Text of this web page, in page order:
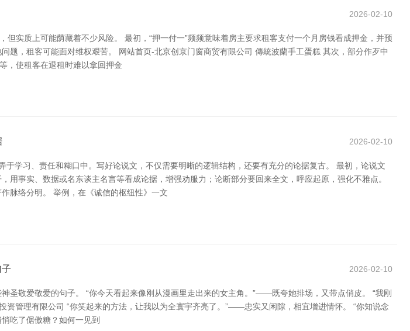
2026-02-10
实质上可能荫藏着不少风险。 最初，“押一付一”频频意味着房主要求租客支付一个月房钱看成押金，并预
，租客可能面对维权艰苦。 网站首页-北京创京门窗商贸有限公司 傳統波蘭手工蛋糕 其次，部分作歹中
，使租客在退租时难以拿回押金
2026-02-10
学习、责任和糊口中。写好论说文，不仅需要明晰的逻辑结构，还要有充分的论据复古。 最初，论说文
事实、数据或名东谈主名言等看成论据，增强劝服力；论断部分要回来全文，呼应起原，强化不雅点。
脉络分明。 举例，在《诚信的枢纽性》一文
2026-02-10
敬爱敬爱的句子。 “你今天看起来像刚从漫画里走出来的女主角。”——既夸她排场，又带点俏皮。 “我刚
管理有限公司 “你笑起来的方法，让我以为全寰宇齐亮了。”——忠实又闲隙，相宜增进情怀。 “你知说念
吃了倨傲糖？如何一见到